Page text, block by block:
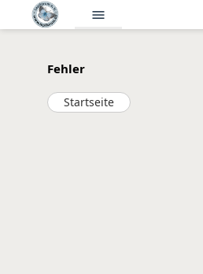
menu
Fehler
Startseite